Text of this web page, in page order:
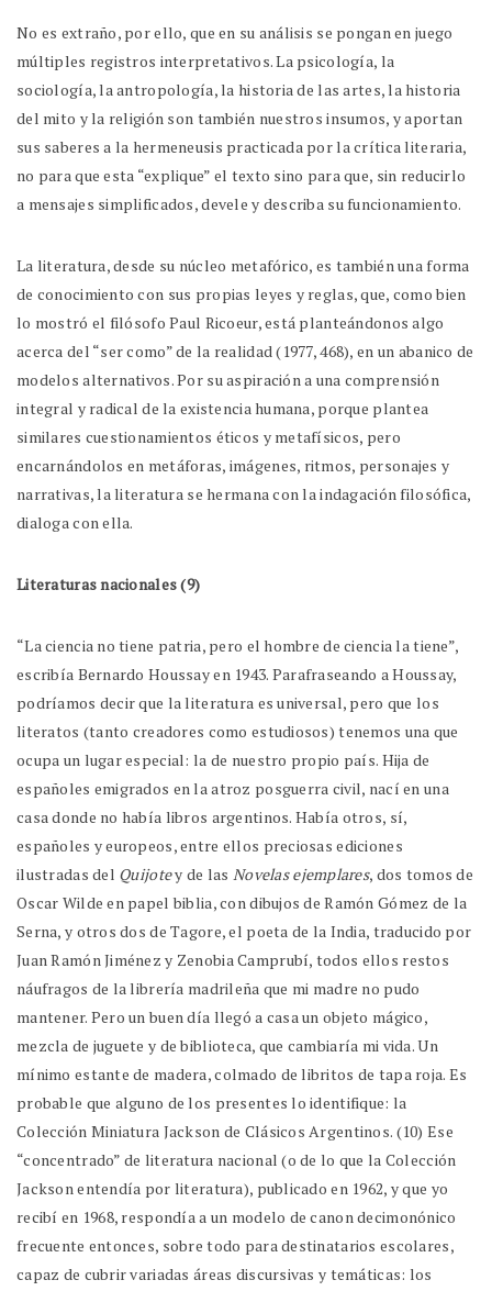
No es extraño, por ello, que en su análisis se pongan en juego
múltiples registros interpretativos. La psicología, la
sociología, la antropología, la historia de las artes, la historia
del mito y la religión son también nuestros insumos, y aportan
sus saberes a la hermeneusis practicada por la crítica literaria,
no para que esta “explique” el texto sino para que, sin reducirlo
a mensajes simplificados, devele y describa su funcionamiento.
La literatura, desde su núcleo metafórico, es también una forma
de conocimiento con sus propias leyes y reglas, que, como bien
lo mostró el filósofo Paul Ricoeur, está planteándonos algo
acerca del “ser como” de la realidad (1977, 468), en un abanico de
modelos alternativos. Por su aspiración a una comprensión
integral y radical de la existencia humana, porque plantea
similares cuestionamientos éticos y metafísicos, pero
encarnándolos en metáforas, imágenes, ritmos, personajes y
narrativas, la literatura se hermana con la indagación filosófica,
dialoga con ella.
Literaturas nacionales (9)
“La ciencia no tiene patria, pero el hombre de ciencia la tiene”,
escribía Bernardo Houssay en 1943. Parafraseando a Houssay,
podríamos decir que la literatura es universal, pero que los
literatos (tanto creadores como estudiosos) tenemos una que
ocupa un lugar especial: la de nuestro propio país. Hija de
españoles emigrados en la atroz posguerra civil, nací en una
casa donde no había libros argentinos. Había otros, sí,
españoles y europeos, entre ellos preciosas ediciones
ilustradas del Quijotey de las Novelas ejemplares, dos tomos de
Oscar Wilde en papel biblia, con dibujos de Ramón Gómez de la
Serna, y otros dos de Tagore, el poeta de la India, traducido por
Juan Ramón Jiménez y Zenobia Camprubí, todos ellos restos
náufragos de la librería madrileña que mi madre no pudo
mantener. Pero un buen día llegó a casa un objeto mágico,
mezcla de juguete y de biblioteca, que cambiaría mi vida. Un
mínimo estante de madera, colmado de libritos de tapa roja. Es
probable que alguno de los presentes lo identifique: la
Colección Miniatura Jackson de Clásicos Argentinos. (10) Ese
“concentrado” de literatura nacional (o de lo que la Colección
Jackson entendía por literatura), publicado en 1962, y que yo
recibí en 1968, respondía a un modelo de canon decimonónico
frecuente entonces, sobre todo para destinatarios escolares,
capaz de cubrir variadas áreas discursivas y temáticas: los